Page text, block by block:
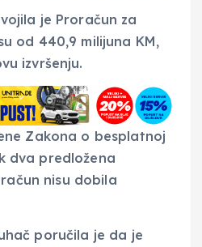
je Proračun za
od 440,9 milijuna KM,
izvršenju.
Zakona o besplatnoj
dva predložena
nisu dobila
poručila je da je